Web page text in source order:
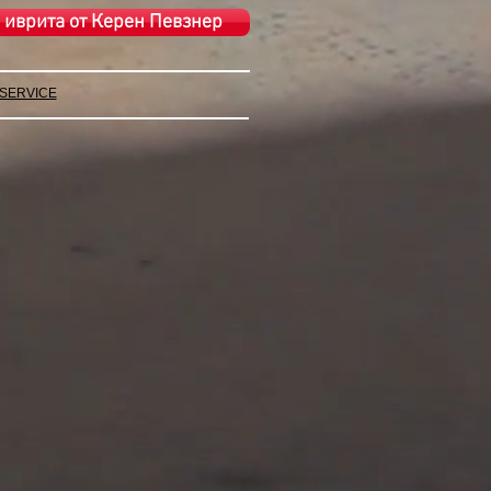
от Керен Певзнер